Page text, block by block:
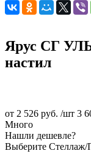
Ярус СГ
настил
от 2 526 руб. /шт 3
Много
Нашли дешевле?
Выберите Стеллаж/